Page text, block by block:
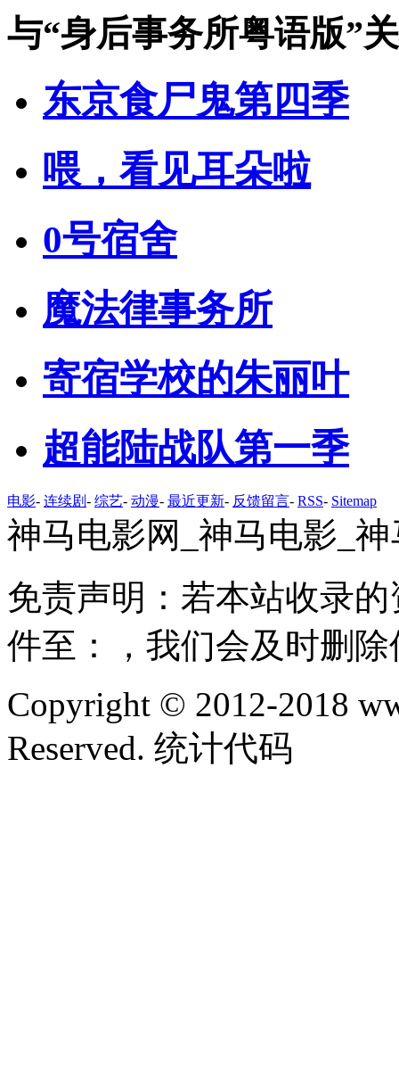
与“身后事务所粤语版”
东京食尸鬼第四季
喂，看见耳朵啦
0号宿舍
魔法律事务所
寄宿学校的朱丽叶
超能陆战队第一季
电影- 连续剧- 综艺- 动漫- 最近更新- 反馈留言- RSS- Sitemap
神马电影网_神马电影_
免责声明：若本站收录
件至：，我们会及时删
Copyright © 2012-2018
Reserved. 统计代码